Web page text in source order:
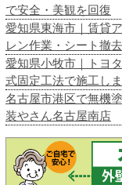
で安全・美観を回復
愛知県東海市｜賃貸
レン作業・シート撤
愛知県小牧市｜トヨ
式固定工法で施工し
名古屋市港区で無機
装やさん名古屋南店